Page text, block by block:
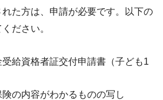
た方は、申請が必要です。以下の
ださい。
給資格者証交付申請書（子ども1
の内容がわかるものの写し